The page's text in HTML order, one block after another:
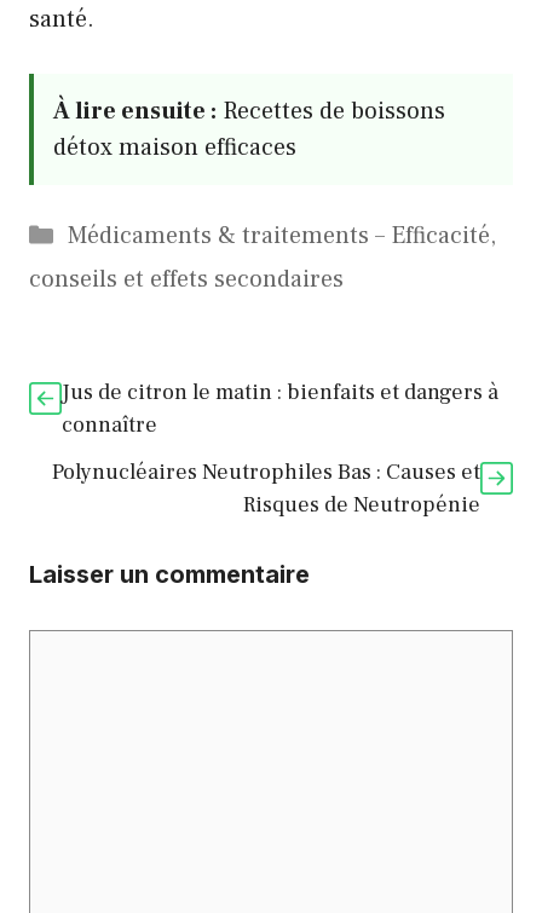
santé.
À lire ensuite : Recettes de boissons
détox maison efficaces
Catégories
Médicaments & traitements – Efficacité,
conseils et effets secondaires
Jus de citron le matin : bienfaits et dangers à
connaître
Polynucléaires Neutrophiles Bas : Causes et
Risques de Neutropénie
Laisser un commentaire